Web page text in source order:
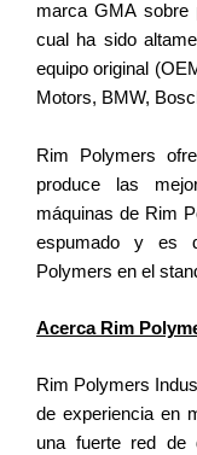
marca GMA sobre
cual ha sido
equipo original
Motors, BMW,
Rim Polymers
produce las
máquinas de Rim
espumado y es
Polymers en el
Acerca Rim
Rim Polymers
de experiencia en
una fuerte red de